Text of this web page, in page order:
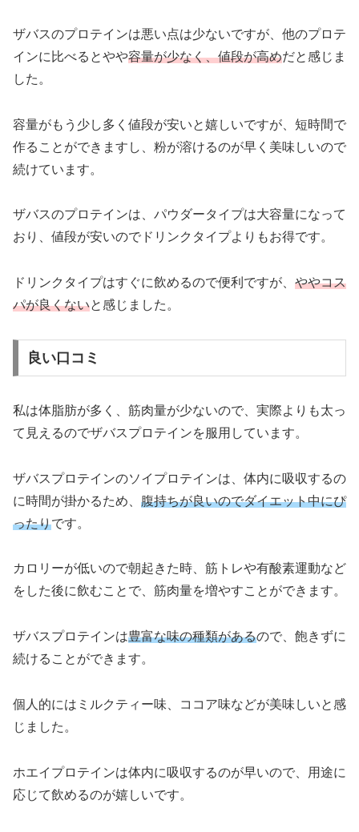
ザバスのプロテインは悪い点は少ないですが、他のプロテ
インに比べるとやや容量が少なく、値段が高めだと感じま
した。
容量がもう少し多く値段が安いと嬉しいですが、短時間で
作ることができますし、粉が溶けるのが早く美味しいので
続けています。
ザバスのプロテインは、パウダータイプは大容量になって
おり、値段が安いのでドリンクタイプよりもお得です。
ドリンクタイプはすぐに飲めるので便利ですが、 ややコス
パが良くないと感じました。
良い口コミ
私は体脂肪が多く、筋肉量が少ないので、実際よりも太っ
て見えるのでザバスプロテインを服用しています。
ザバスプロテインのソイプロテインは、体内に吸収するの
に時間が掛かるため、 腹持ちが良いのでダイエット中にぴ
ったりです。
カロリーが低いので朝起きた時、筋トレや有酸素運動など
をした後に飲むことで、筋肉量を増やすことができます。
ザバスプロテインは豊富な味の種類があるので、飽きずに
続けることができます。
個人的にはミルクティー味、ココア味などが美味しいと感
じました。
ホエイプロテインは体内に吸収するのが早いので、用途に
応じて飲めるのが嬉しいです。